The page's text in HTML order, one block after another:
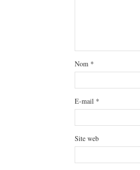
Nom *
E-mail *
Site web